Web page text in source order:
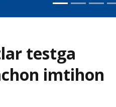
testga
imtihon